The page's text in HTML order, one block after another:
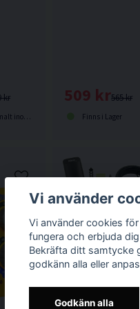
kr
2-5 dagar
565 kr
509 kr
Finns i Lager
Hozelock Solar
Vi använder
Vi använder cookies
fungera och erbjuda
Bekräfta ditt samtycke
godkänn alla eller
Godkänn alla